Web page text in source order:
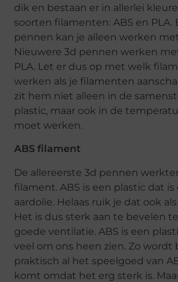
dik en bestaan er in allerlei
soorten filamenten: ABS en PLA.
pennen kan je alleen werken
Nieuwere 3d pennen werken
PLA. Let er dus op met welk
werken als je filamenten
zit hem niet alleen in de
plastic, maar ook in de
moet werken.
ABS filament
De allereerste 3d pennen
filament. ABS is een plastic dat
aardolie. Helaas ruik je dat ook
Het is dus sterk aan te bevelen
goede ventilatie. ABS is een
veel om ons heen zien. Zo wordt
praktisch al het speelgoed van
komt omdat het erg sterk is.